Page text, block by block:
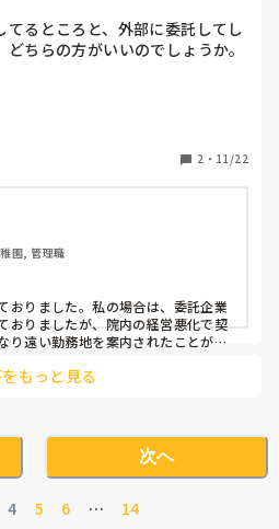
るところと、外部に委託してし
ちらの方がいいのでしょうか。
た場合、外部委託だとそこが運営
2 ・ 11/22
園, 管理職
おりました。私の場合は、委託企業
おりましたが、院内の経営悪化で契
り遠い勤務地を案内されたことがあ
場合も自宅から通勤が難しく退職せ
もっと見る
4 5 6 … 14
次へ